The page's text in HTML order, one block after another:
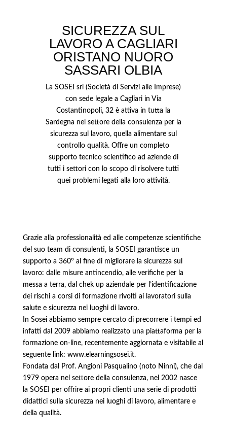
SICUREZZA SUL
LAVORO A CAGLIARI
ORISTANO NUORO
SASSARI OLBIA
La SOSEI srl (Società di Servizi alle Imprese)
con sede legale a Cagliari in Via
Costantinopoli, 32 è attiva in tutta la
Sardegna nel settore della consulenza per la
sicurezza sul lavoro, quella alimentare sul
controllo qualità. Offre un completo
supporto tecnico scientifico ad aziende di
tutti i settori con lo scopo di risolvere tutti
quei problemi legati alla loro attività.
Grazie alla professionalità ed alle competenze scientifiche
del suo team di consulenti, la SOSEI garantisce un
supporto a 360° al fine di migliorare la sicurezza sul
lavoro: dalle misure antincendio, alle verifiche per la
messa a terra, dal chek up aziendale per l’identificazione
dei rischi a corsi di formazione rivolti ai lavoratori sulla
salute e sicurezza nei luoghi di lavoro.
In Sosei abbiamo sempre cercato di precorrere i tempi ed
infatti dal 2009 abbiamo realizzato una piattaforma per la
formazione on-line, recentemente aggiornata e visitabile al
seguente link: www.elearningsosei.it.
Fondata dal Prof. Angioni Pasqualino (noto Ninni), che dal
1979 opera nel settore della consulenza, nel 2002 nasce
la SOSEI per offrire ai propri clienti una serie di prodotti
didattici sulla sicurezza nei luoghi di lavoro, alimentare e
della qualità.